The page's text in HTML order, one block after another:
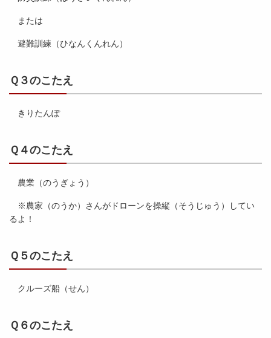
または
避難訓練（ひなんくんれん）
Ｑ３のこたえ
きりたんぽ
Ｑ４のこたえ
農業（のうぎょう）
※農家（のうか）さんがドローンを操縦（そうじゅう）してい
るよ！
Ｑ５のこたえ
クルーズ船（せん）
Ｑ６のこたえ